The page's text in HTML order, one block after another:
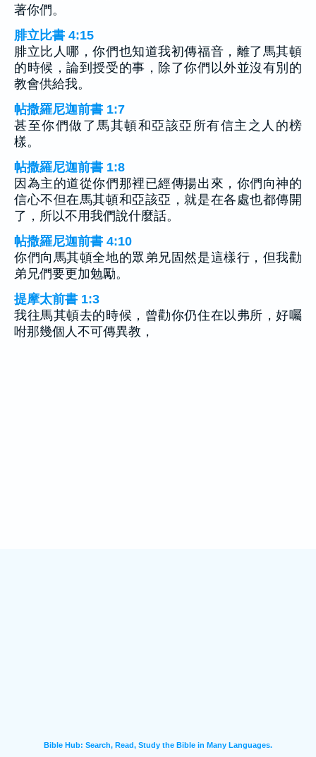
著你們。
腓立比書 4:15
腓立比人哪，你們也知道我初傳福音，離了馬其頓
的時候，論到授受的事，除了你們以外並沒有別的
教會供給我。
帖撒羅尼迦前書 1:7
甚至你們做了馬其頓和亞該亞所有信主之人的榜
樣。
帖撒羅尼迦前書 1:8
因為主的道從你們那裡已經傳揚出來，你們向神的
信心不但在馬其頓和亞該亞，就是在各處也都傳開
了，所以不用我們說什麼話。
帖撒羅尼迦前書 4:10
你們向馬其頓全地的眾弟兄固然是這樣行，但我勸
弟兄們要更加勉勵。
提摩太前書 1:3
我往馬其頓去的時候，曾勸你仍住在以弗所，好囑
咐那幾個人不可傳異教，